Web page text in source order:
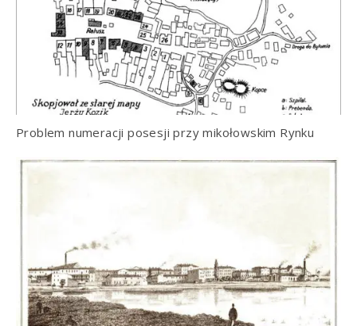
Problem numeracji posesji przy mikołowskim Rynku